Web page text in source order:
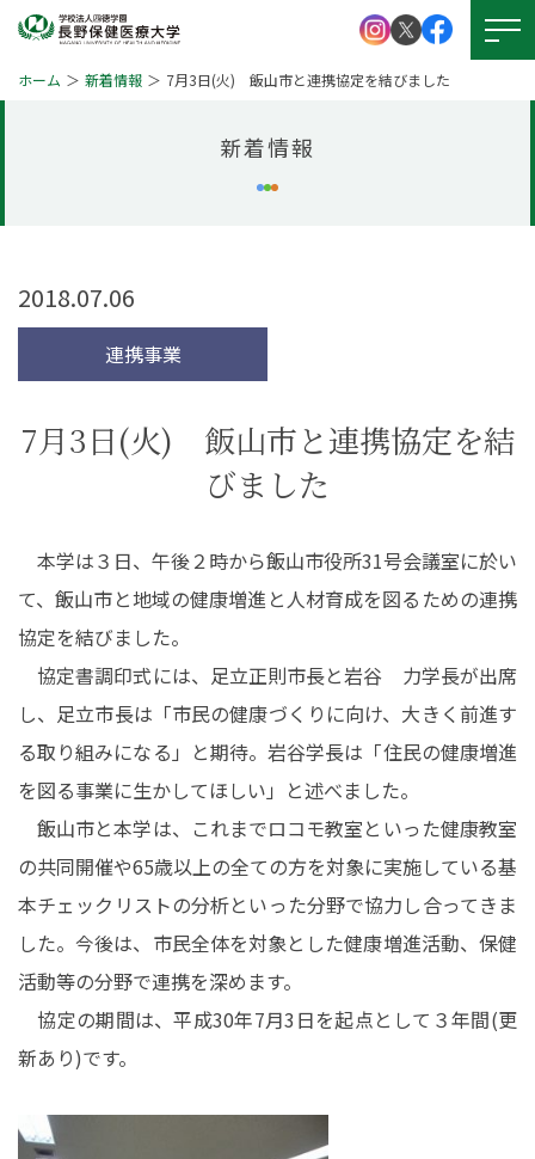
資料請求
図書館
キャンパスライフ
就職・資格
学生支援
本学の
在学生の皆さんへ 卒業生の皆さんへ
保護者の皆さまへ
附属施設・関連施設 個人情報保護方針
ホーム 新着情報 7月3日(火) 飯山市と連携協定を結びました
新着情報
2018.07.06
連携事業
7月3日(火) 飯山市と連携協定を結
びました
本学は３日、午後２時から飯山市役所31号会議室に於い
て、飯山市と地域の健康増進と人材育成を図るための連携
協定を結びました。
協定書調印式には、足立正則市長と岩谷 力学長が出席
し、足立市長は「市民の健康づくりに向け、大きく前進す
る取り組みになる」と期待。岩谷学長は「住民の健康増進
を図る事業に生かしてほしい」と述べました。
飯山市と本学は、これまでロコモ教室といった健康教室
の共同開催や65歳以上の全ての方を対象に実施している基
本チェックリストの分析といった分野で協力し合ってきま
した。今後は、市民全体を対象とした健康増進活動、保健
活動等の分野で連携を深めます。
協定の期間は、平成30年7月3日を起点として３年間(更
新あり)です。